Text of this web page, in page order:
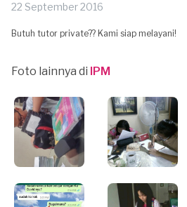
22 September 2016
Butuh tutor private?? Kami siap melayani!
Foto lainnya di IPM